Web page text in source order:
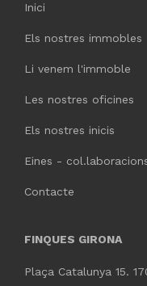
Inici
Els nostres immobles
Li venem l'immoble
Les nostres oficines
Els nostres inicis
Eines -
Contacte
FINQUES GIRONA
Plaça Catalunya 15.